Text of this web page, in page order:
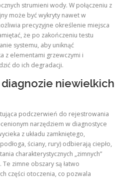
strumieni wody. W połączeniu z
może być wykryty nawet w
precyzyjne określenie miejsca
że po zakończeniu testu
systemu, aby uniknąć
z elementami grzewczymi i
do ich degradacji.
niewielkich
podczerwień do rejestrowania
narzędziem w diagnostyce
z układu zamkniętego,
ściany, rury) odbierają ciepło,
charakterystycznych „zimnych”
zimne obszary są łatwo
części otoczenia, co pozwala